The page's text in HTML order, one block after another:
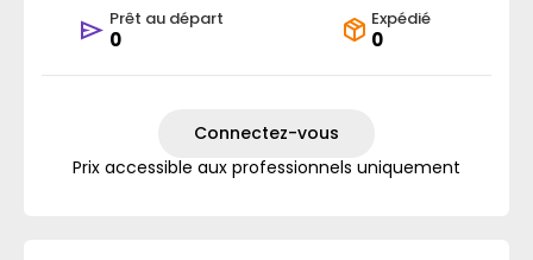
Prêt au départ
0
Expédié
0
Connectez-vous
Prix accessible aux professionnels uniquement